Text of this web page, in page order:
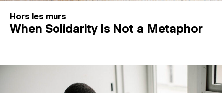
Hors les murs
When Solidarity Is Not a Metaphor